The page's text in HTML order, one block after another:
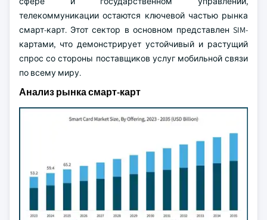
телекоммуникации остаются ключевой частью рынка
смарт-карт. Этот сектор в основном представлен SIM-
картами, что демонстрирует устойчивый и растущий
спрос со стороны поставщиков услуг мобильной связи
по всему миру.
Анализ рынка смарт-карт